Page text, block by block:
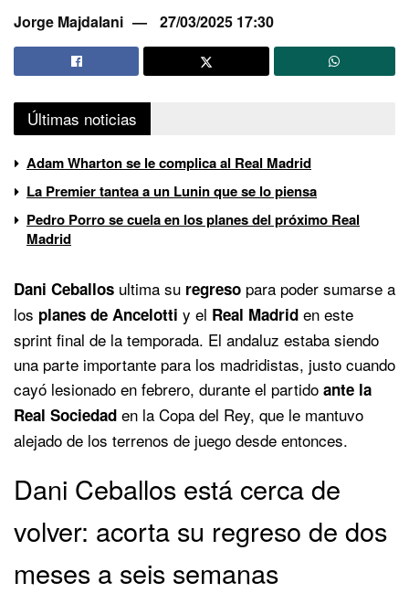
Jorge Majdalani 27/03/2025 17:30
Últimas noticias
Adam Wharton se le complica al Real Madrid
La Premier tantea a un Lunin que se lo piensa
Pedro Porro se cuela en los planes del próximo Real
Madrid
Dani Ceballos ultima su regreso para poder sumarse a
los planes de Ancelotti y el Real Madrid en este
sprint final de la temporada. El andaluz estaba siendo
una parte importante para los madridistas, justo cuando
cayó lesionado en febrero, durante el partido ante la
Real Sociedad en la Copa del Rey, que le mantuvo
alejado de los terrenos de juego desde entonces.
Dani Ceballos está cerca de
volver: acorta su regreso de dos
meses a seis semanas